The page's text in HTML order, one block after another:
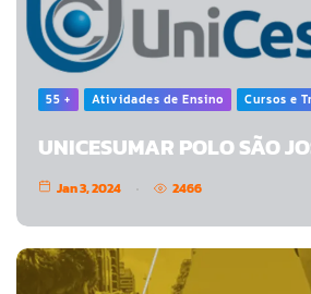
55 + Atividades de Ensino Cursos e
UNICESUMAR POLO SÃO
Jan 3, 2024 2466